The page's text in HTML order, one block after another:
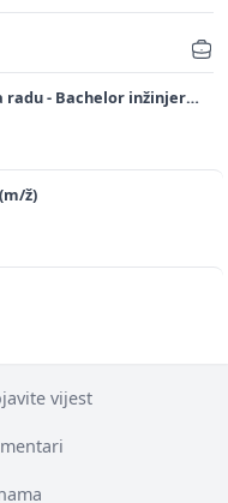
- Bachelor inžinjer
ž)
vijest